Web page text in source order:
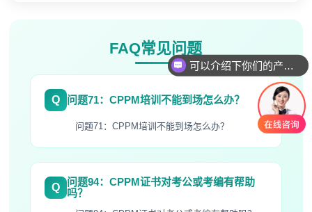
189****3893
139****6020 2026-08-08
王** 189****2512 2026-08-08
张** 133****8852 2026-08-07
李* 133****6352 2026-08-07
孔** 137****6453 2026-08-07
FAQ常见问题
Q 问题71：CPPM培训不能到场怎么办？
问题71：CPPM培训不能到场怎么办？
Q
问题94：CPPM证书对考公或考编有帮助
吗？
你们是怎么收费的呢